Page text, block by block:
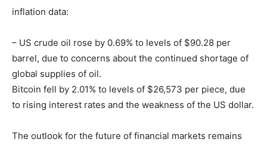
inflation data:
– US crude oil rose by 0.69% to levels of $90.28 per
barrel, due to concerns about the continued shortage of
global supplies of oil.
Bitcoin fell by 2.01% to levels of $26,573 per piece, due
to rising interest rates and the weakness of the US dollar.
The outlook for the future of financial markets remains